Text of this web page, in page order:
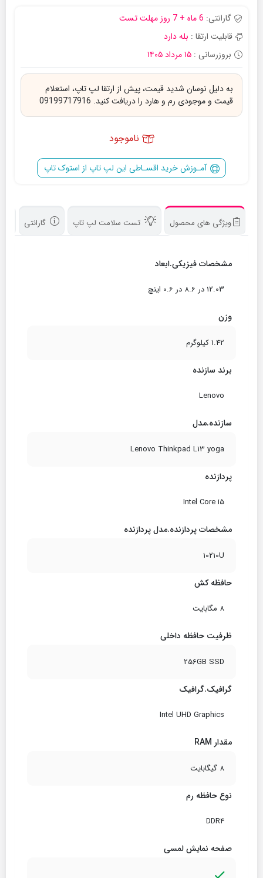
گارانتی: 6 ماه + 7 روز مهلت تست
قابلیت ارتقا : بله دارد
بروزرسانی : ۱۵ مرداد ۱۴۰۵
به دلیل نوسان شدید قیمت، پیش از ارتقا لپ تاپ، استعلام
قیمت و موجودی رم و هارد را دریافت کنید. 09199717916
ناموجود
آمـوزش خرید اقسـاطی این لپ تاپ از استوک تاپ
ویژگی های محصول تست سلامت لپ تاپ گارانتی
مشخصات فیزیکی.ابعاد
12.03 در 8.6 در 0.6 اینچ
وزن
1.42 کیلوگرم
برند سازنده
Lenovo
سازنده.مدل
Lenovo Thinkpad L13 yoga
پردازنده
Intel Core i5
مشخصات پردازنده.مدل پردازنده
10210U
حافظه کش
8 مگابایت
ظرفیت حافظه داخلی
256GB SSD
گرافیک.گرافیک
Intel UHD Graphics
مقدار RAM
8 گیگابایت
نوع حافظه رم
DDR4
صفحه نمایش لمسی